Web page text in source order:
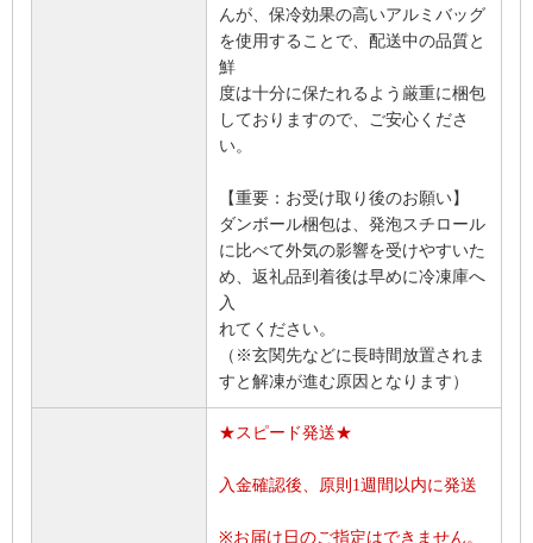
んが、保冷効果の高いアルミバッグ
を使用することで、配送中の品質と
鮮
度は十分に保たれるよう厳重に梱包
しておりますので、ご安心くださ
い。
【重要：お受け取り後のお願い】
ダンボール梱包は、発泡スチロール
に比べて外気の影響を受けやすいた
め、返礼品到着後は早めに冷凍庫へ
入
れてください。
（※玄関先などに長時間放置されま
すと解凍が進む原因となります）
★スピード発送★
入金確認後、原則1週間以内に発送
※お届け日のご指定はできません。